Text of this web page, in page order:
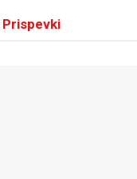
Prispevki